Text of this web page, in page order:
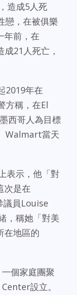
造成5人死
戀，在被俱樂
年前，在
21人死亡，
2019年在
方稱，在El
西哥人為目標
Walmart當天
表示，他「對
次是在
議員Louise
，稱她「對美
在地區的
個家庭團聚
設立。